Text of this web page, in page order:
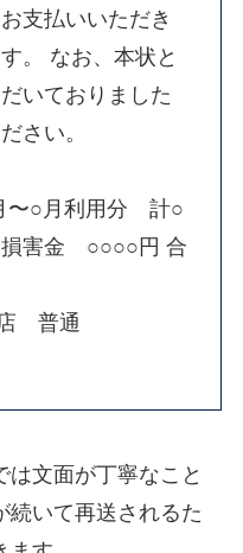
支払いいただき
。 なお、本状と
いておりました
さい。
〜○月利用分 計○
害金 ○○○○円 合
店 普通
文面が丁寧なこと
続いて再送されるた